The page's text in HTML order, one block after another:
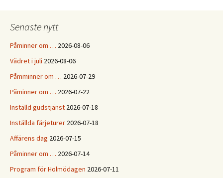
Senaste nytt
Påminner om … 2026-08-06
Vädret i juli 2026-08-06
Påmminner om … 2026-07-29
Påminner om … 2026-07-22
Inställd gudstjänst 2026-07-18
Inställda färjeturer 2026-07-18
Affärens dag 2026-07-15
Påminner om … 2026-07-14
Program för Holmödagen 2026-07-11